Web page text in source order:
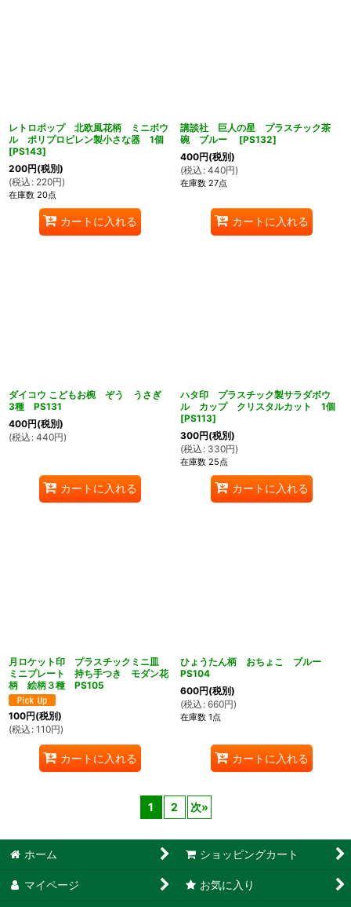
レトロポップ 北欧風花柄 ミニボウ
ル ポリプロピレン製小さな器 1個
[PS143]
200円(税別)
(税込 : 220円)
在庫数 20点
カートに入れる
講談社 巨人の星 プラスチック茶
碗 ブルー
[PS132]
400円(税別)
(税込 : 440円)
在庫数 27点
カートに入れる
ダイコウ こどもお椀 ぞう うさぎ
3種 PS131
400円(税別)
(税込 : 440円)
カートに入れる
ハタ印 プラスチック製サラダボウ
ル カップ クリスタルカット 1個
[PS113]
300円(税別)
(税込 : 330円)
在庫数 25点
カートに入れる
月ロケット印 プラスチックミニ皿
ミニプレート 持ち手つき モダン花
柄 絵柄３種 PS105
100円(税別)
(税込 : 110円)
カートに入れる
ひょうたん柄 おちょこ ブルー
PS104
600円(税別)
(税込 : 660円)
在庫数 1点
カートに入れる
1 2 次»
ホーム ショッピングカート
マイページ お気に入り